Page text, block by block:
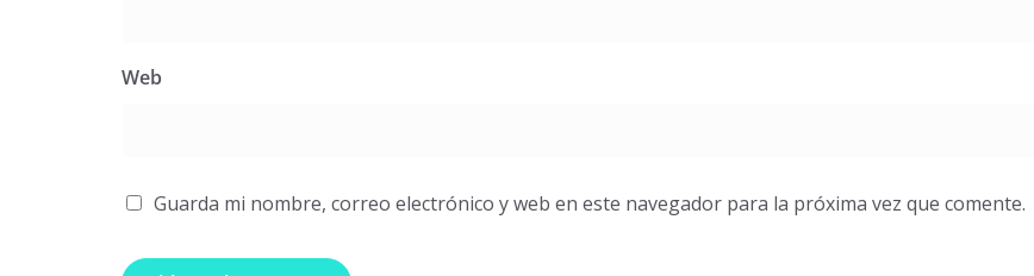
Web
Guarda mi nombre, correo electrónico y web en este navegador para la próxima vez que comente.